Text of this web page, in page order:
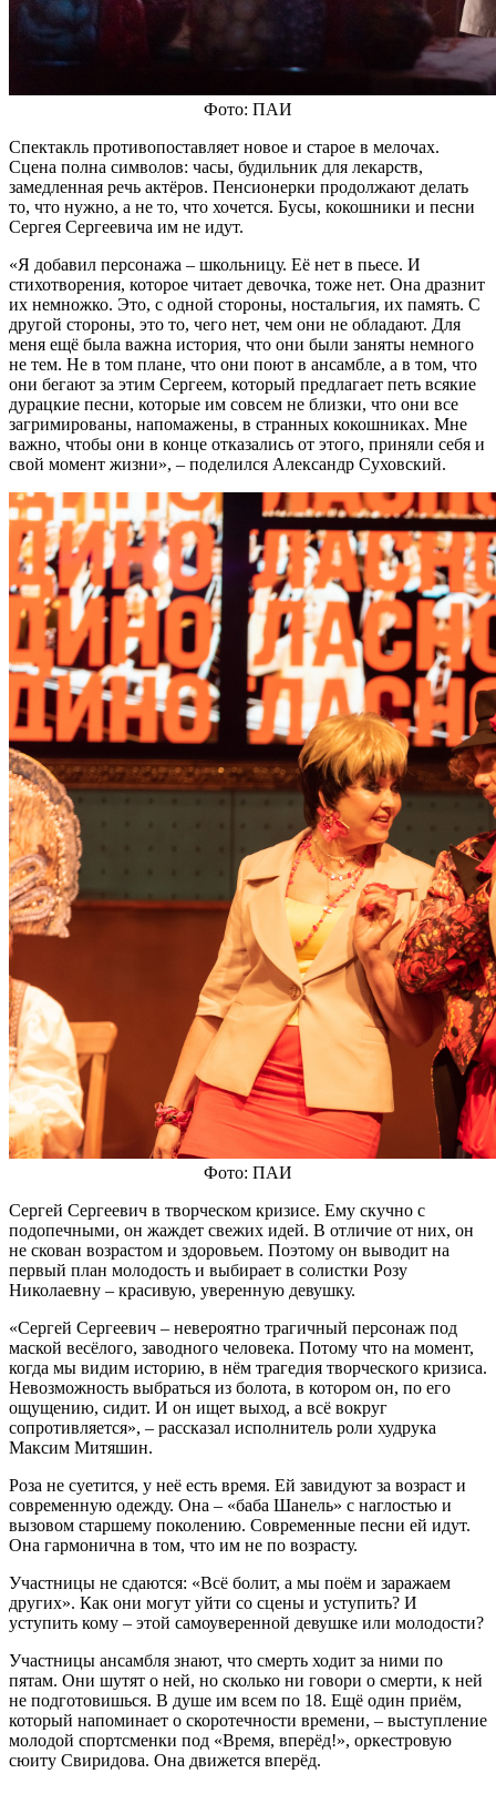
Фото: ПАИ
Спектакль противопоставляет новое и старое в мелочах.
Сцена полна символов: часы, будильник для лекарств,
замедленная речь актёров. Пенсионерки продолжают делать
то, что нужно, а не то, что хочется. Бусы, кокошники и песни
Сергея Сергеевича им не идут.
«Я добавил персонажа – школьницу. Её нет в пьесе. И
стихотворения, которое читает девочка, тоже нет. Она дразнит
их немножко. Это, с одной стороны, ностальгия, их память. С
другой стороны, это то, чего нет, чем они не обладают. Для
меня ещё была важна история, что они были заняты немного
не тем. Не в том плане, что они поют в ансамбле, а в том, что
они бегают за этим Сергеем, который предлагает петь всякие
дурацкие песни, которые им совсем не близки, что они все
загримированы, напомажены, в странных кокошниках. Мне
важно, чтобы они в конце отказались от этого, приняли себя и
свой момент жизни», – поделился Александр Суховский.
Фото: ПАИ
Сергей Сергеевич в творческом кризисе. Ему скучно с
подопечными, он жаждет свежих идей. В отличие от них, он
не скован возрастом и здоровьем. Поэтому он выводит на
первый план молодость и выбирает в солистки Розу
Николаевну – красивую, уверенную девушку.
«Сергей Сергеевич – невероятно трагичный персонаж под
маской весёлого, заводного человека. Потому что на момент,
когда мы видим историю, в нём трагедия творческого кризиса.
Невозможность выбраться из болота, в котором он, по его
ощущению, сидит. И он ищет выход, а всё вокруг
сопротивляется», – рассказал исполнитель роли худрука
Максим Митяшин.
Роза не суетится, у неё есть время. Ей завидуют за возраст и
современную одежду. Она – «баба Шанель» с наглостью и
вызовом старшему поколению. Современные песни ей идут.
Она гармонична в том, что им не по возрасту.
Участницы не сдаются: «Всё болит, а мы поём и заражаем
других». Как они могут уйти со сцены и уступить? И
уступить кому – этой самоуверенной девушке или молодости?
Участницы ансамбля знают, что смерть ходит за ними по
пятам. Они шутят о ней, но сколько ни говори о смерти, к ней
не подготовишься. В душе им всем по 18. Ещё один приём,
который напоминает о скоротечности времени, – выступление
молодой спортсменки под «Время, вперёд!», оркестровую
сюиту Свиридова. Она движется вперёд.